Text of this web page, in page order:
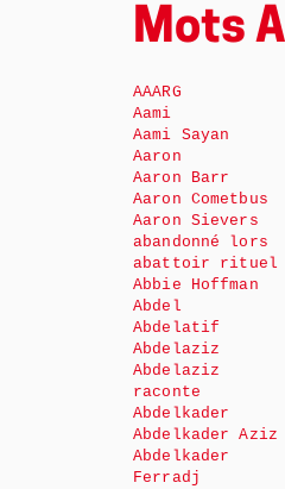
Mots
AAARG
Aami
Aami Sayan
Aaron
Aaron Barr
Aaron Cometbus
Aaron Sievers
abandonné lors
abattoir rituel
Abbie Hoffman
Abdel
Abdelatif
Abdelaziz
Abdelaziz
raconte
Abdelkader
Abdelkader Aziz
Abdelkader
Ferradj